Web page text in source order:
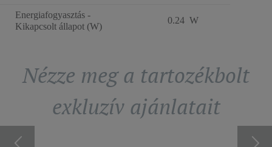
Energiafogyasztás -
Kikapcsolt állapot (W)
0.24 W
Nézze meg a tartozékbolt
exkluzív ajánlatait